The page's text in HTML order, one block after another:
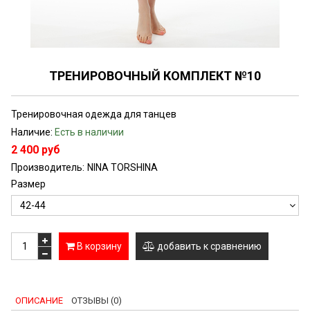
ТРЕНИРОВОЧНЫЙ КОМПЛЕКТ №10
Тренировочная одежда для танцев
Наличие: Есть в наличии
2 400 руб
Производитель: NINA TORSHINA
Размер
В корзину добавить к сравнению
ОПИСАНИЕ ОТЗЫВЫ (0)